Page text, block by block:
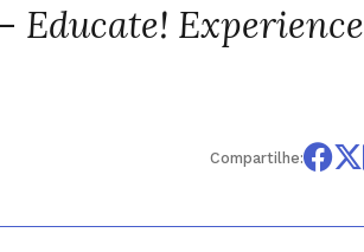
Educate! Experience
Compartilhe: